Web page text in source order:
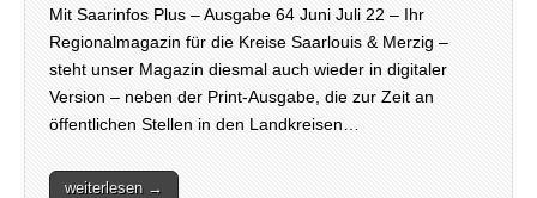
Mit Saarinfos Plus – Ausgabe 64 Juni Juli 22 – Ihr
Regionalmagazin für die Kreise Saarlouis & Merzig –
steht unser Magazin diesmal auch wieder in digitaler
Version – neben der Print-Ausgabe, die zur Zeit an
öffentlichen Stellen in den Landkreisen…
weiterlesen →